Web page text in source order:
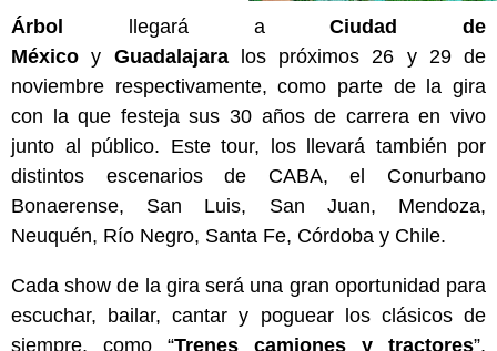
Árbol llegará aCiudad de
México y Guadalajaralos próximos 26 y 29 de
noviembre respectivamente, como parte de la gira
con la que festeja sus 30 años de carrera en vivo
junto al público. Este tour, los llevará también por
distintos escenarios de CABA, el Conurbano
Bonaerense, San Luis, San Juan, Mendoza,
Neuquén, Río Negro, Santa Fe, Córdoba y Chile.
Cada show de la gira será una gran oportunidad para
escuchar, bailar, cantar y poguear los clásicos de
siempre, como “Trenes camiones y tractores”,